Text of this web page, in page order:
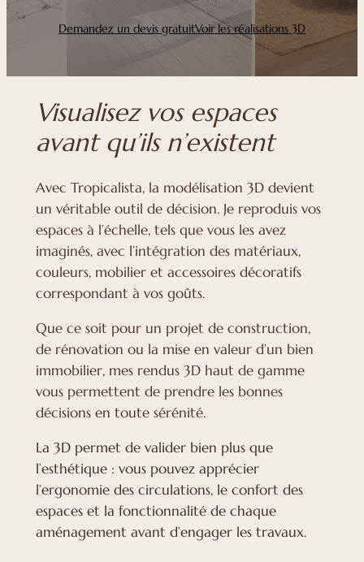
Demandez un devis gratuitVoir les réalisations 3D
Visualisez vos espaces
avant qu’ils n’existent
Avec Tropicalista, la modélisation 3D devient
un véritable outil de décision. Je reproduis vos
espaces à l’échelle, tels que vous les avez
imaginés, avec l’intégration des matériaux,
couleurs, mobilier et accessoires décoratifs
correspondant à vos goûts.
Que ce soit pour un projet de construction,
de rénovation ou la mise en valeur d’un bien
immobilier, mes rendus 3D haut de gamme
vous permettent de prendre les bonnes
décisions en toute sérénité.
La 3D permet de valider bien plus que
l’esthétique : vous pouvez apprécier
l’ergonomie des circulations, le confort des
espaces et la fonctionnalité de chaque
aménagement avant d’engager les travaux.